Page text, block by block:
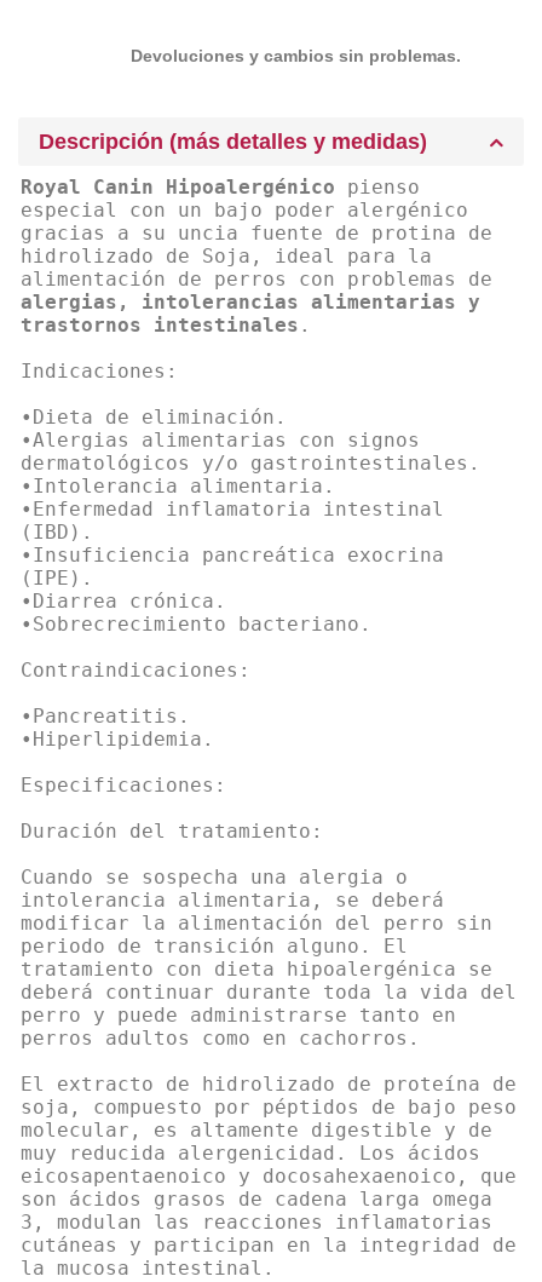
Devoluciones y cambios sin problemas.
Descripción (más detalles y medidas)
Royal Canin Hipoalergénico pienso
especial con un bajo poder alergénico
gracias a su uncia fuente de protina de
hidrolizado de Soja, ideal para la
alimentación de perros con problemas de
alergias, intolerancias alimentarias y
trastornos intestinales .
Indicaciones:
•Dieta de eliminación.
•Alergias alimentarias con signos
dermatológicos y/o gastrointestinales.
•Intolerancia alimentaria.
•Enfermedad inflamatoria intestinal
(IBD).
•Insuficiencia pancreática exocrina
(IPE).
•Diarrea crónica.
•Sobrecrecimiento bacteriano.
Contraindicaciones:
•Pancreatitis.
•Hiperlipidemia.
Especificaciones:
Duración del tratamiento:
Cuando se sospecha una alergia o
intolerancia alimentaria, se deberá
modificar la alimentación del perro sin
periodo de transición alguno. El
tratamiento con dieta hipoalergénica se
deberá continuar durante toda la vida del
perro y puede administrarse tanto en
perros adultos como en cachorros.
El extracto de hidrolizado de proteína de
soja, compuesto por péptidos de bajo peso
molecular, es altamente digestible y de
muy reducida alergenicidad. Los ácidos
eicosapentaenoico y docosahexaenoico, que
son ácidos grasos de cadena larga omega
3, modulan las reacciones inflamatorias
cutáneas y participan en la integridad de
la mucosa intestinal.